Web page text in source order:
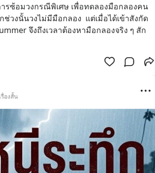
รซ้อมวงกรณีพิเศษ เพื่อทดลองมือกลองคน
ช่วงนั้นวงไม่มีมือกลอง  แต่เมื่อได้เข้าสังกัด
จึงถึงเวลาต้องหามือกลองจริง ๆ สัก
องสั้น